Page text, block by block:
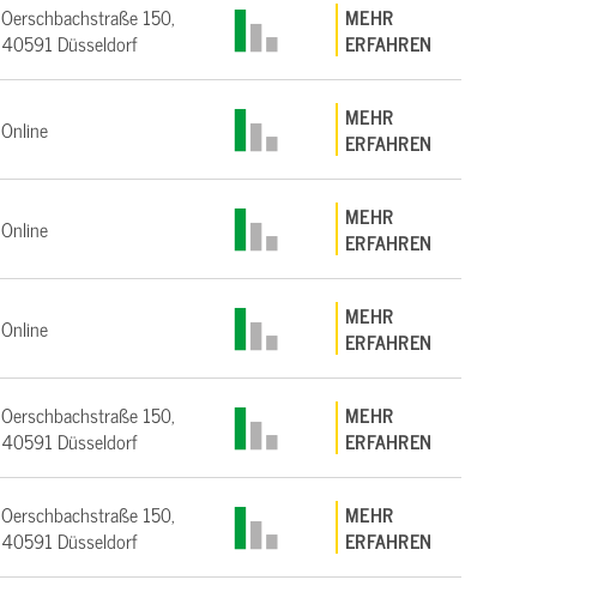
Oerschbachstraße 150,
40591 Düsseldorf
MEHR
ERFAHREN
Online
MEHR
ERFAHREN
Online
MEHR
ERFAHREN
Online
MEHR
ERFAHREN
Oerschbachstraße 150,
40591 Düsseldorf
MEHR
ERFAHREN
Oerschbachstraße 150,
40591 Düsseldorf
MEHR
ERFAHREN